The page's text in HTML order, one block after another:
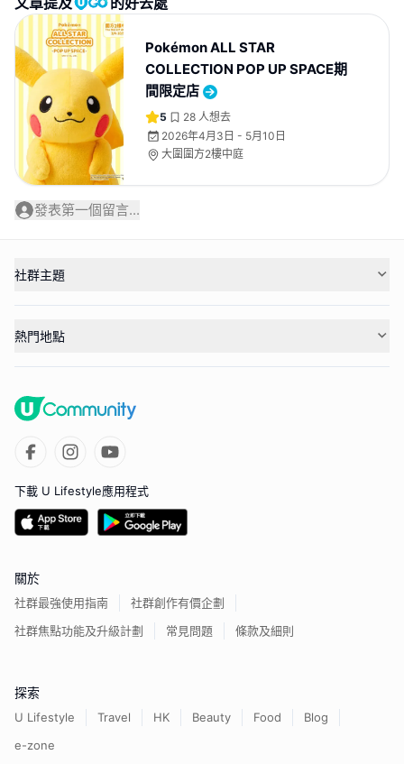
Pokémon ALL STAR
COLLECTION POP UP SPACE期
間限定店
5 28 人想去
2026年4月3日 - 5月10日
大圍圍方2樓中庭
發表第一個留言...
社群主題
熱門地點
下載 U Lifestyle應用程式
關於
社群最強使用指南
社群創作有價企劃
社群焦點功能及升級計劃
常見問題 條款及細則
探索
U Lifestyle Travel HK Beauty Food
Blog
e-zone